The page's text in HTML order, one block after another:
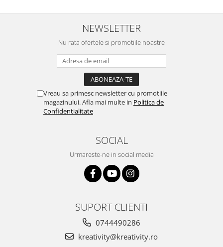
NEWSLETTER
Nu rata ofertele si promotiile noastre
Vreau sa primesc newsletter cu promotiile
magazinului. Afla mai multe in Politica de
Confidentialitate
SOCIAL
Urmareste-ne in social media
SUPORT CLIENTI
0744490286
kreativity@kreativity.ro